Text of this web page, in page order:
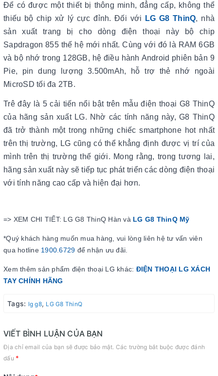
Để có được một thiết bị thông minh, đẳng cấp, không thể
thiếu bộ chip xử lý cực đỉnh. Đối với
LG G8 ThinQ, nhà
sản xuất trang bị cho dòng điện thoại này bộ chip
Sapdragon 855 thế hệ mới nhất. Cùng với đó là RAM 6GB
và bộ nhớ trong 128GB, hệ điều hành Android phiên bản 9
Pie, pin dung lượng 3.500mAh, hỗ trợ thẻ nhớ ngoài
MicroSD tối đa 2TB.
Trê đây là 5 cải tiến nổi bật trên mẫu điện thoại G8 ThinQ
của hãng sản xuất LG. Nhờ các tính năng này, G8 ThinQ
đã trở thành một trong những chiếc smartphone hot nhất
trên thị trường, LG cũng có thể khẳng định được vị trí của
mình trên thị trường thế giới. Mong rằng, trong tương lai,
hãng sản xuất này sẽ tiếp tục phát triển các dòng điện thoại
với tính năng cao cấp và hiện đại hơn.
=> XEM CHI TIẾT: LG G8 ThinQ Hàn và LG G8 ThinQ Mỹ
*Quý khách hàng muốn mua hàng, vui lòng liên hệ tư vấn viên
qua hotline 1900.6729 để nhận ưu đãi.
Xem thêm sản phẩm điện thoại LG khác: ĐIỆN THOẠI LG XÁCH
TAY CHÍNH HÃNG
Tags: lg g8, LG G8 ThinQ
VIẾT BÌNH LUẬN CỦA BẠN
Địa chỉ email của bạn sẽ được bảo mật. Các trường bắt buộc được đánh
dấu *